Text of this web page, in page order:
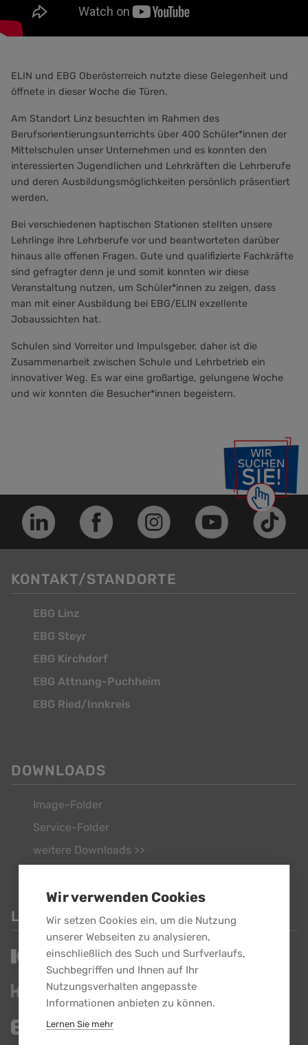
Wir verwenden Cookies
Wir setzen Cookies ein, um die Nutzung
unserer Webseiten zu analysieren,
einschließlich des Such und Surfverlaufs,
Suchbegriffen und Ihnen auf Ihr
Nutzungsverhalten angepasste
Informationen anbieten zu können.
Lernen Sie mehr
ELIN und EBG Oberösterreich nutzte diese Gelegenheit und
öffnete in dieser Woche die Türen.
Am Standort Linz besuchten im Rahmen des
Berufsorientierungsunterrichts über 400 Schüler*innen der
Mittelschulen unser Unternehmen und es konnten den
interessierten Jugendlichen und Lehrkräften die Lehrberufe
und deren Ausbildungsmöglichkeiten persönlich präsentiert
werden.
Bei verschiedenen haptischen Stationen stellten unsere
Lehrlinge ihre Lehrberufe vor und beantworteten darüber
hinaus alle offenen Fragen. Gute und qualifizierte Fachkräfte
sind gefragter denn je und somit konnten wir diese
Veranstaltung nutzen, um Schüler*innen zu zeigen, dass
man mit einer Ausbildung bei EBG/ELIN exzellente
Jobaussichten hat.
Schulen sind Vorreiter und Impulsgeber, daher ist die
Zusammenarbeit zwischen Schule und Lehrbetrieb ein
innovativer Weg. Es war eine großartige, gelungene Woche
und wir konnten die Besucher*innen begeistern.
KONTAKT/STANDORTE
EBG Linz
EBG Steyr
EBG Kirchdorf
EBG Attnang-Puchheim
EBG Ried/Innkreis
DOWNLOADS
Image-Folder
Service-Folder
weitere Downloads >>
LINKS